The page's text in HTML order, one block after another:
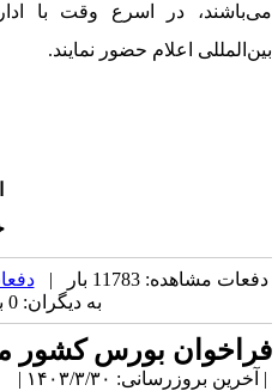
در اسرع وقت
اعلام حضور نمایند.
مشاهده: 11783 بار | دفعات
به دیگران: 0 بار |
بورس کشور
بروزرسانی: ۱۴۰۳/۳/۳۰ |